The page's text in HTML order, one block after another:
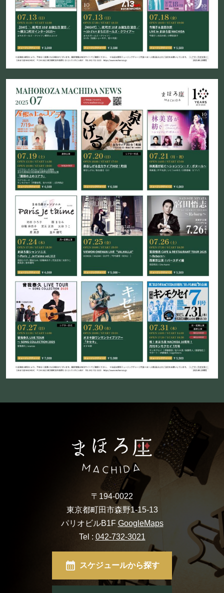
BOOKING
ライブ出演について
採用情報
よくある質問
プライバシーポリシー
キャンセルポリシー
お問い合わせ
©Mahoroza. All Rights Reserved.
〒194-0022
東京都町田市森野1-15-13
パリオビルB1F GoogleMaps
Tel : 042-732-3021
スケジュールから探す